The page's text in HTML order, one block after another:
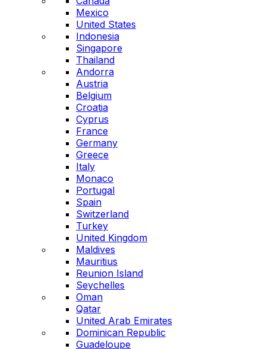
Mexico
United States
Indonesia
Singapore
Thailand
Andorra
Austria
Belgium
Croatia
Cyprus
France
Germany
Greece
Italy
Monaco
Portugal
Spain
Switzerland
Turkey
United Kingdom
Maldives
Mauritius
Reunion Island
Seychelles
Oman
Qatar
United Arab Emirates
Dominican Republic
Guadeloupe